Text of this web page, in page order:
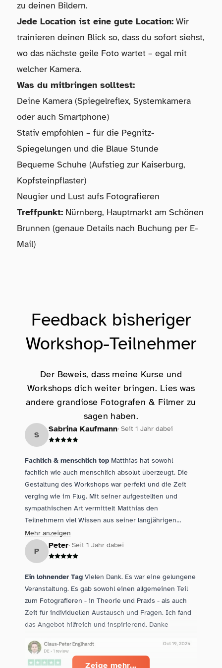
zu deinen Bildern.
Jede Location ist eine gute Location:Wir
trainieren deinen Blick so, dass du sofort siehst,
wo das nächste geile Foto wartet – egal mit
welcher Kamera.
Was du mitbringen solltest:
Deine Kamera (Spiegelreflex, Systemkamera
oder auch Smartphone)
Stativ empfohlen – für die Pegnitz-
Spiegelungen und die Blaue Stunde
Bequeme Schuhe (Aufstieg zur Kaiserburg,
Kopfsteinpflaster)
Neugier und Lust aufs Fotografieren
Treffpunkt:Nürnberg, Hauptmarkt am Schönen
Brunnen (genaue Details nach Buchung per E-
Mail)
Feedback bisheriger
Workshop-Teilnehmer
Der Beweis, dass meine Kurse und
Workshops dich weiter bringen. Lies was
andere grandiose Fotografen & Filmer zu
sagen haben.
S
Sabrina Kaufmann· Seit 1 Jahr dabei
Fachlich & menschlich topMatthias hat sowohl
fachlich wie auch menschlich absolut überzeugt. Die
Gestaltung des Workshops war perfekt und die Zeit
verging wie im Flug. Mit seiner aufgestellten und
sympathischen Art vermittelt Matthias den
Teilnehmern viel Wissen aus seiner langjährigen
Erfahrung. Auch der Austausch mit anderen
Fotografen und den Models kommt nicht zu kurz. Ich
würde den Workshop jederzeit wieder buchen und
Blende, ISO und Zeit verstehen will.
Mehr anzeigen
P
Peter· Seit 1 Jahr dabei
Ein lohnender TagVielen Dank. Es war eine gelungene
Veranstaltung. Es gab sowohl einen allgemeinen Teil
zum Fotografieren - in Theorie und Praxis - als auch
Zeit für individuellen Austausch und Fragen. Ich fand
das Angebot hilfreich und inspirierend. Danke
Zeige mehr...